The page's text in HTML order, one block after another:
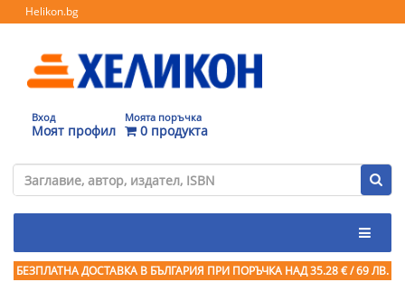
Helikon.bg
Вход
Моят профил
Моята поръчка
0 продукта
БЕЗПЛАТНА ДОСТАВКА В БЪЛГАРИЯ ПРИ ПОРЪЧКА НАД 35.28 € / 69 ЛВ.